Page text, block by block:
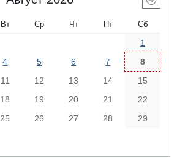
Вт Ср Чт Пт Сб
1
4 5 6 7
8
11 12 13 14
15
18 19 20 21
22
25 26 27 28
29